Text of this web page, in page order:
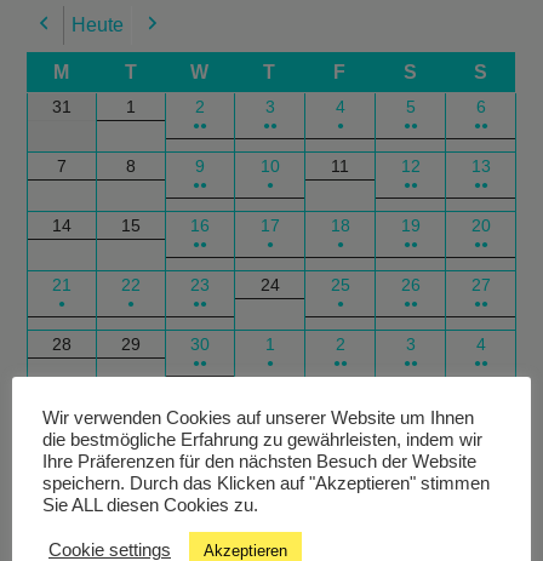
Previous
Heute Next
M T W T F S S
31 1 2
●●
3
●●
4
●
5
●●
6
●●
7 8 9
●●
10
●
11 12
●●
13
●●
14 15 16
●●
17
●
18
●
19
●●
20
●●
21
●
22
●
23
●●
24 25
●
26
●●
27
●●
28 29 30
●●
1
●
2
●●
3
●●
4
●●
Subscribe
in
Google
Subscribe
in
Outlook
Export
for
Google
Export
for
Outlook
Wir verwenden Cookies auf unserer Website um Ihnen
die bestmögliche Erfahrung zu gewährleisten, indem wir
Ihre Präferenzen für den nächsten Besuch der Website
speichern. Durch das Klicken auf "Akzeptieren" stimmen
Sie ALL diesen Cookies zu.
Cookie settings Akzeptieren